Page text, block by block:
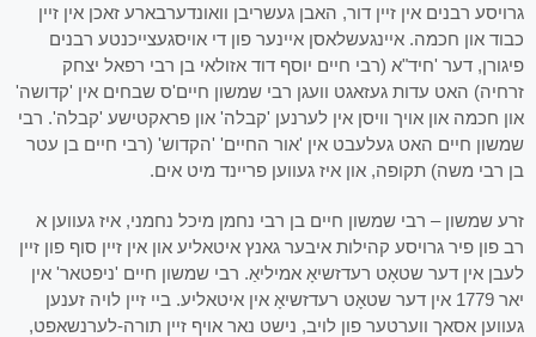
גרויסע רבנים אין זיין דור, האבן געשריבן וואונדערבארע זאכן אין זיין
כבוד און חכמה. איינגעשלאסן איינער פון די אויסגעצייכנטע רבנים
פיגורן, דער 'חיד"א (רבי חיים יוסף דוד אזולאי בן רבי רפאל יצחק
זרחיה) האט עדות געזאגט וועגן רבי שמשון חיים'ס שבחים אין 'קדושה'
און חכמה און אויך וויסן אין לערנען 'קבלה' און פראקטישע 'קבלה'. רבי
שמשון חיים האט געלעבט אין 'אור החיים' 'הקדוש' (רבי חיים בן עטר
בן רבי משה) תקופה, און איז געווען פריינד מיט אים.
זרע שמשון – רבי שמשון חיים בן רבי נחמן מיכל נחמני, איז געווען א
רב פון פיר גרויסע קהילות איבער גאנץ איטאליע און אין זיין סוף פון זיין
לעבן אין דער שטאָט רעדזשיאָ אמיליאַ. רבי שמשון חיים 'ניפטאר' אין
יאר 1779 אין דער שטאָט רעדזשיאָ אין איטאליע. ביי זיין לויה זענען
געווען אסאך ווערטער פון לויב, נישט נאר אויף זיין תורה-לערנשאפט,